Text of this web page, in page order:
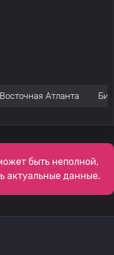
Восточная Атланта
быть неполной,
актуальные данные.